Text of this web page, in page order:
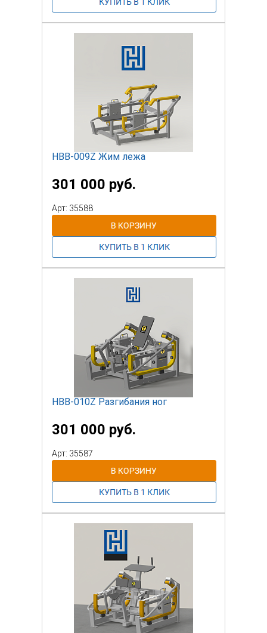
НВВ-009Z Жим лежа
301 000 руб.
Арт: 35588
НВВ-010Z Разгибания ног
301 000 руб.
Арт: 35587